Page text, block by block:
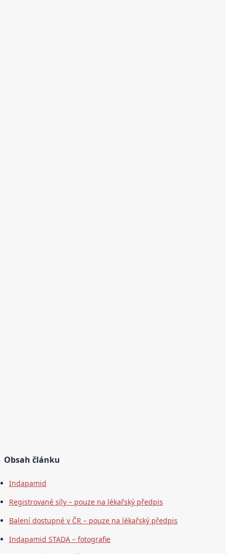
Obsah článku
Indapamid
Registrované síly – pouze na lékařský předpis
Balení dostupné v ČR – pouze na lékařský předpis
Indapamid STADA – fotografie